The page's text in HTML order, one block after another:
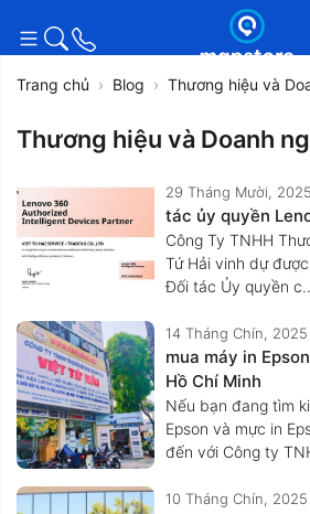
Trang chủ Blog Thương hiệu và
Thương hiệu và Doanh
29 Tháng Mười, 2025
tác ủy quyền
Công Ty TNHH
Tứ Hải vinh dự
Đối tác Ủy quyền
14 Tháng Chín, 2025
mua máy in
Hồ Chí Minh
Nếu bạn đang tìm
Epson và mực in
đến với Công ty
10 Tháng Chín, 2025